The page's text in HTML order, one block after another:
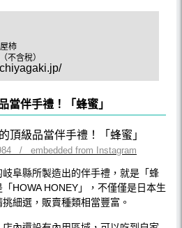
柿
不含稅）
當伴手禮！「蜂蜜」
/ embedded from Instagram
阜縣所製造出的伴手禮，就是「蜂
HOWA HONEY」，不僅僅是日本生
細選，販賣種類相當豐富。